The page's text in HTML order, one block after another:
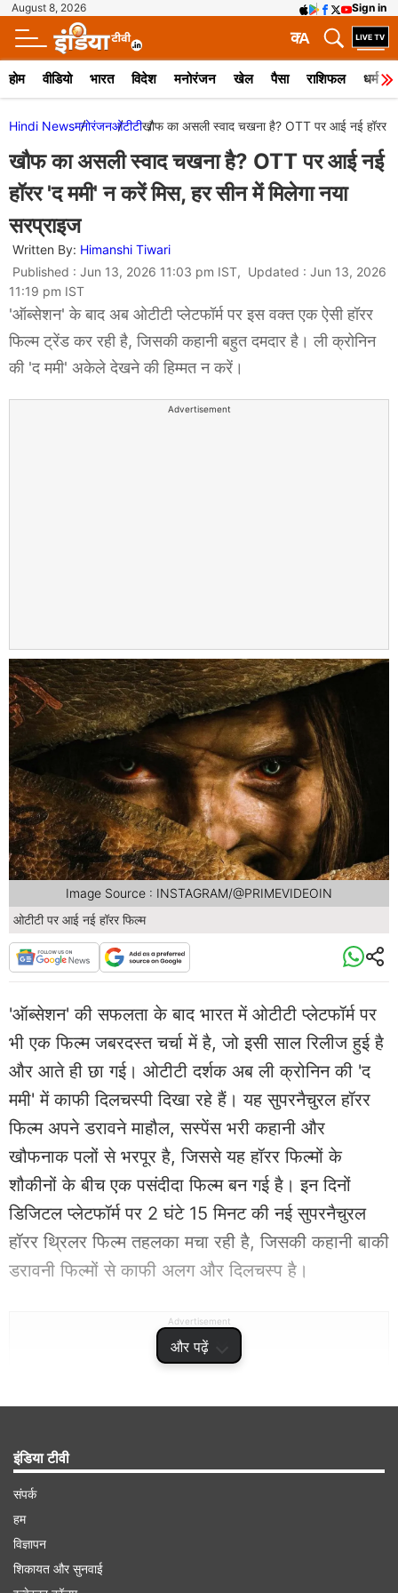
August 8, 2026 Sign in
A
क
होम वीडियो भारत विदेश मनोरंजन खेल पैसा राशिफल धर्म
और पढ़ें
Hindi Newsमनोरंजनओटीटीखौफ का असली स्वाद चखना है? OTT पर आई नई हॉरर 'द
खौफ का असली स्वाद चखना है? OTT पर आई नई
हॉरर 'द ममी' न करें मिस, हर सीन में मिलेगा नया
सरप्राइज
Written By: Himanshi Tiwari
Published : Jun 13, 2026 11:03 pm IST, Updated : Jun 13, 2026
11:19 pm IST
'ऑब्सेशन' के बाद अब ओटीटी प्लेटफॉर्म पर इस वक्त एक ऐसी हॉरर
फिल्म ट्रेंड कर रही है, जिसकी कहानी बहुत दमदार है। ली क्रोनिन
की 'द ममी' अकेले देखने की हिम्मत न करें।
Advertisement
ओटीटी पर आई नई हॉरर फिल्म
Image Source : INSTAGRAM/@PRIMEVIDEOIN
'ऑब्सेशन' की सफलता के बाद भारत में ओटीटी प्लेटफॉर्म पर
भी एक फिल्म जबरदस्त चर्चा में है, जो इसी साल रिलीज हुई है
और आते ही छा गई। ओटीटी दर्शक अब ली क्रोनिन की 'द
ममी' में काफी दिलचस्पी दिखा रहे हैं। यह सुपरनैचुरल हॉरर
फिल्म अपने डरावने माहौल, सस्पेंस भरी कहानी और
खौफनाक पलों से भरपूर है, जिससे यह हॉरर फिल्मों के
शौकीनों के बीच एक पसंदीदा फिल्म बन गई है। इन दिनों
डिजिटल प्लेटफॉर्म पर 2 घंटे 15 मिनट की नई सुपरनैचुरल
हॉरर थ्रिलर फिल्म तहलका मचा रही है, जिसकी कहानी बाकी
डरावनी फिल्मों से काफी अलग और दिलचस्प है।
Advertisement
ओटीटी पर छाई नई हॉरर फिल्म
इंडिया टीवी
संपर्क
हम
विज्ञापन
शिकायत और सुनवाई